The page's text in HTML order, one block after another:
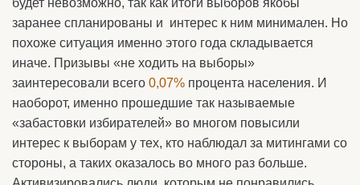
будет невозможно, так как итоги выборов якобы
заранее спланированы и интерес к ним минимален. Но
похоже ситуация именно этого года складывается
иначе. Призывы «не ходить на выборы»
заинтересовали всего 0,07% процента населения. И
наоборот, именно прошедшие так называемые
«забастовки избирателей» во многом повысили
интерес к выборам у тех, кто наблюдал за митингами со
стороны, а таких оказалось во много раз больше.